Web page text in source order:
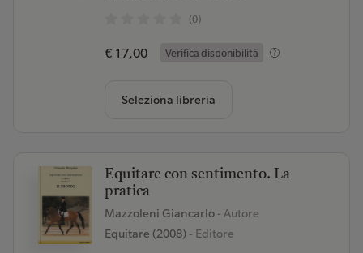
(0)
€ 17,00 Verifica disponibilità
Seleziona libreria
Equitare con sentimento. La
pratica
Mazzoleni Giancarlo - Autore
Equitare (2008)- Editore